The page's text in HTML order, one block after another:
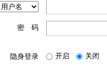
密 码
隐身登录 开启 关闭